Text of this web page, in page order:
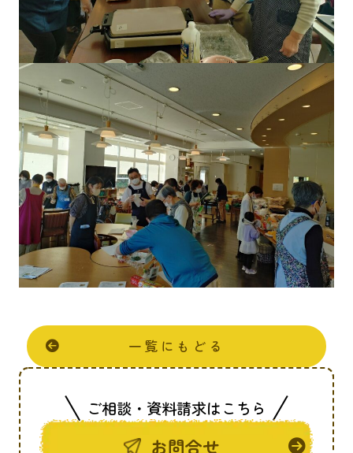
一覧にもどる
ご相談・資料請求はこちら
お問合せ